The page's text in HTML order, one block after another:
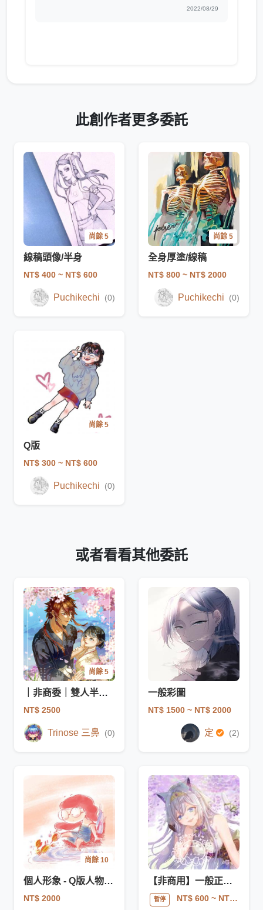
2022/08/29
此創作者更多委託
尚餘 5
線稿頭像/半身
NT$ 400 ~ NT$ 600
Puchikechi (0)
尚餘 5
全身厚塗/線稿
NT$ 800 ~ NT$ 2000
Puchikechi (0)
尚餘 5
Q版
NT$ 300 ~ NT$ 600
Puchikechi (0)
或者看看其他委託
尚餘 5
｜非商委｜雙人半身＋背景精緻插畫
NT$ 2500
Trinose 三鼻 (0)
一般彩圖
NT$ 1500 ~ NT$ 2000
定 (2)
尚餘 10
個人形象 - Q版人物插畫
NT$ 2000
【非商用】一般正比委託
暫停 NT$ 600~ NT$ 2000